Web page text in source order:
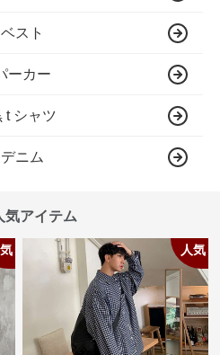
ベスト
ーカー
t シャツ
デニム
気アイテム
人気